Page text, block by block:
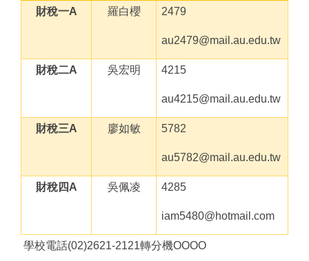
財稅一A 羅白櫻 2479
au2479@mail.au.edu.tw
財稅二A 吳宏明 4215
au4215@mail.au.edu.tw
財稅三A 廖如敏 5782
au5782@mail.au.edu.tw
財稅四A 吳佩凌 4285
iam5480@hotmail.com
學校電話(02)2621-2121轉分機OOOO